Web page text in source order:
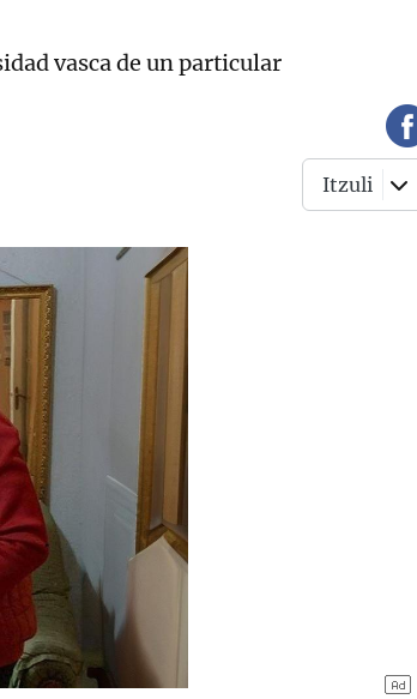
vasca de un particular
Itzuli